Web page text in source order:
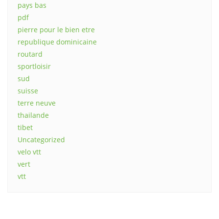
pays bas
pdf
pierre pour le bien etre
republique dominicaine
routard
sportloisir
sud
suisse
terre neuve
thailande
tibet
Uncategorized
velo vtt
vert
vtt